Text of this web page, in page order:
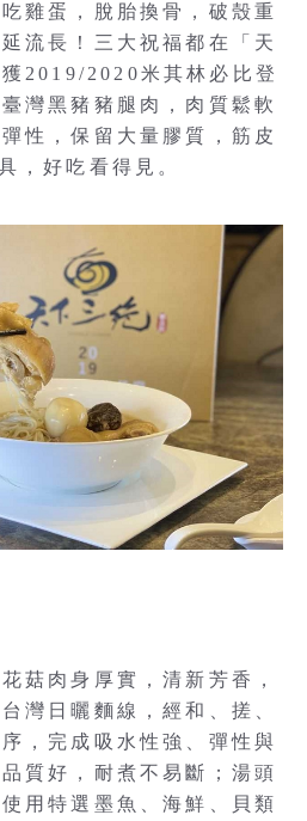
雞蛋，脫胎換骨，破殼重
流長！三大祝福都在「天
2019/2020米其林必比登
灣黑豬豬腿肉，肉質鬆軟
性，保留大量膠質，筋皮
，好吃看得見。
菇肉身厚實，清新芳香，
灣日曬麵線，經和、搓、
，完成吸水性強、彈性與
質好，耐煮不易斷；湯頭
用特選墨魚、海鮮、貝類